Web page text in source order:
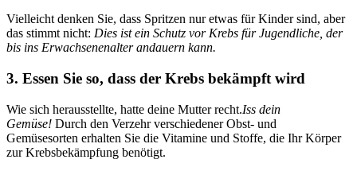
Vielleicht denken Sie, dass Spritzen nur etwas für Kinder sind, aber
das stimmt nicht: Dies ist ein Schutz vor Krebs für Jugendliche, der
bis ins Erwachsenenalter andauern kann.
3. Essen Sie so, dass der Krebs bekämpft wird
Wie sich herausstellte, hatte deine Mutter recht.Iss dein
Gemüse! Durch den Verzehr verschiedener Obst- und
Gemüsesorten erhalten Sie die Vitamine und Stoffe, die Ihr Körper
zur Krebsbekämpfung benötigt.